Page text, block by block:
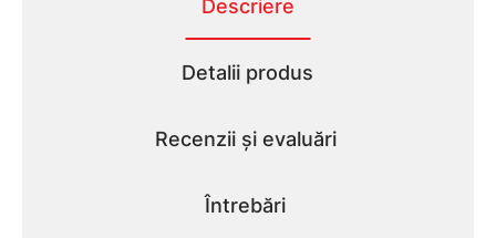
Descriere
Detalii produs
Recenzii și evaluări
Întrebări